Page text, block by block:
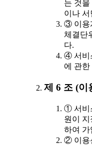
는 것
이나
③ 이용
체결단
다.
④ 서비
에 관
제 6 조 (이
① 서비
원이
하여 가
② 이용